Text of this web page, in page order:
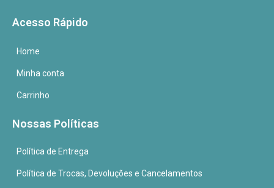
Acesso Rápido
Home
Minha conta
Carrinho
Nossas Políticas
Política de Entrega
Política de Trocas, Devoluções e Cancelamentos